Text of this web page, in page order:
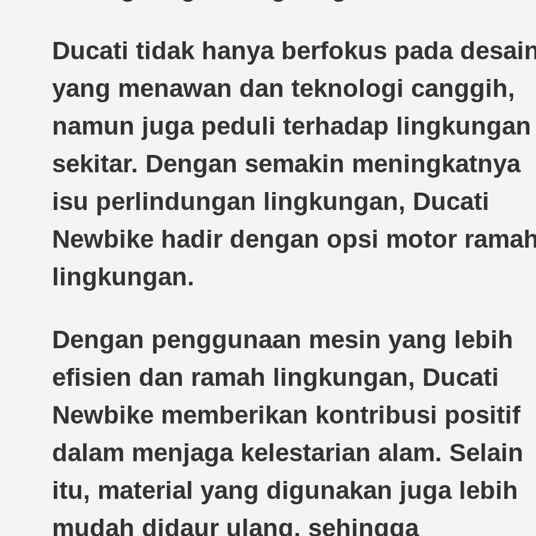
Ducati tidak hanya berfokus pada
yang menawan dan teknologi canggih,
namun juga peduli terhadap lingkungan
sekitar. Dengan semakin meningkatnya
isu perlindungan lingkungan, Ducati
Newbike hadir dengan opsi motor
lingkungan.
Dengan penggunaan mesin yang lebih
efisien dan ramah lingkungan, Ducati
Newbike memberikan kontribusi positif
dalam menjaga kelestarian alam. Selain
itu, material yang digunakan juga lebih
mudah didaur ulang, sehingga